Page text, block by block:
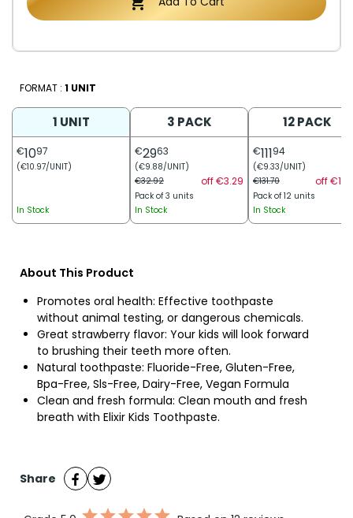
FORMAT : 1 UNIT
1 UNIT
€1097
(€10.97/UNIT)
In Stock
3 PACK
€2963
(€9.88/UNIT)
€32.92
off €3.29
Pack of 3 units
In Stock
12 PACK
€11194
(€9.33/UNIT)
€131.70
off
Pack of 12 units
In Stock
About This Product
Promotes oral health: Effective toothpaste
without animal testing, or dangerous chemicals.
Great strawberry flavor: Your kids will look forward
to brushing their teeth more often.
Natural toothpaste: Fluoride-Free, Gluten-Free,
Bpa-Free, Sls-Free, Dairy-Free, Vegan Formula
Clean and fresh formula: Clean mouth and fresh
breath with Elixir Kids Toothpaste.
Share